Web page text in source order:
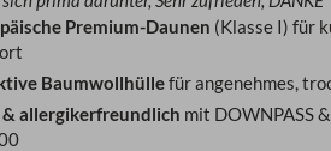
Premium-Daunen (Klasse I) für
Baumwollhüllefür angenehmes,
allergikerfreundlich mit DOWNPASS